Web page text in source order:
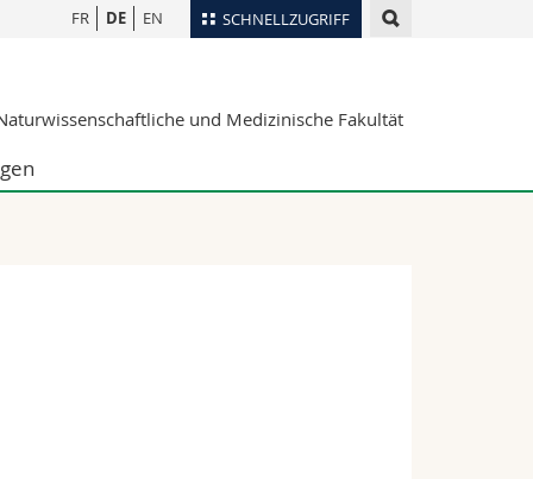
SCHNELLZUGRIFF
Ortsplan
Webmail
FR DE EN
und Medizinische Fakultät